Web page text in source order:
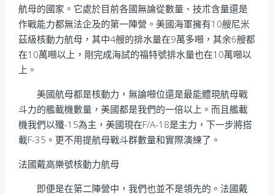
航母的國家。它處於目前各國無論從數量、技朮含量還是
作戰能力都無法企及的第一陣營。美國海軍擁有10艘尼米
茲級核動力航母，其中4艘的排水量在9萬多噸，其余6艘都
在10萬噸以上，剛完成海試的福特號排水量也在10萬噸以
上。
美國航母都是核動力，無論噸位還是最能體現航母戰
斗力的艦載機數量，美國都是我們的一倍以上。而且艦載
機我們以殲-15為主，美國現在F/A-18是主力，下一步將搭
載F-35。更不用提航母戰斗群數量和實際演練了。
法國戴高樂號核動力航母
即便是在第二陣營中，我們也並不是領先的。法國戴